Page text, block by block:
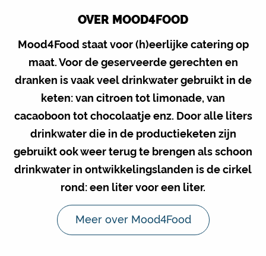
OVER MOOD4FOOD
Mood4Food staat voor (h)eerlijke catering op
maat. Voor de geserveerde gerechten en
dranken is vaak veel drinkwater gebruikt in de
keten: van citroen tot limonade, van
cacaoboon tot chocolaatje enz. Door alle liters
drinkwater die in de productieketen zijn
gebruikt ook weer terug te brengen als schoon
drinkwater in ontwikkelingslanden is de cirkel
rond: een liter voor een liter.
Meer over Mood4Food